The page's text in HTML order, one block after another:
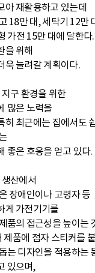
아 재활용하고 있는데
18만 대, 세탁기 12만
가전 15만 대에 달한다.
을 위해
욱 늘려갈 계획이다.
구 환경을 위한
많은 노력을
히 최근에는 집에서도
좋은 호응을 얻고 있다.
산에서
장애인이나 고령자 등
게 가전기기를
품의 접근성을 높이는
제품에 점자 스티커를
는 디자인을 적용하는
있으며,